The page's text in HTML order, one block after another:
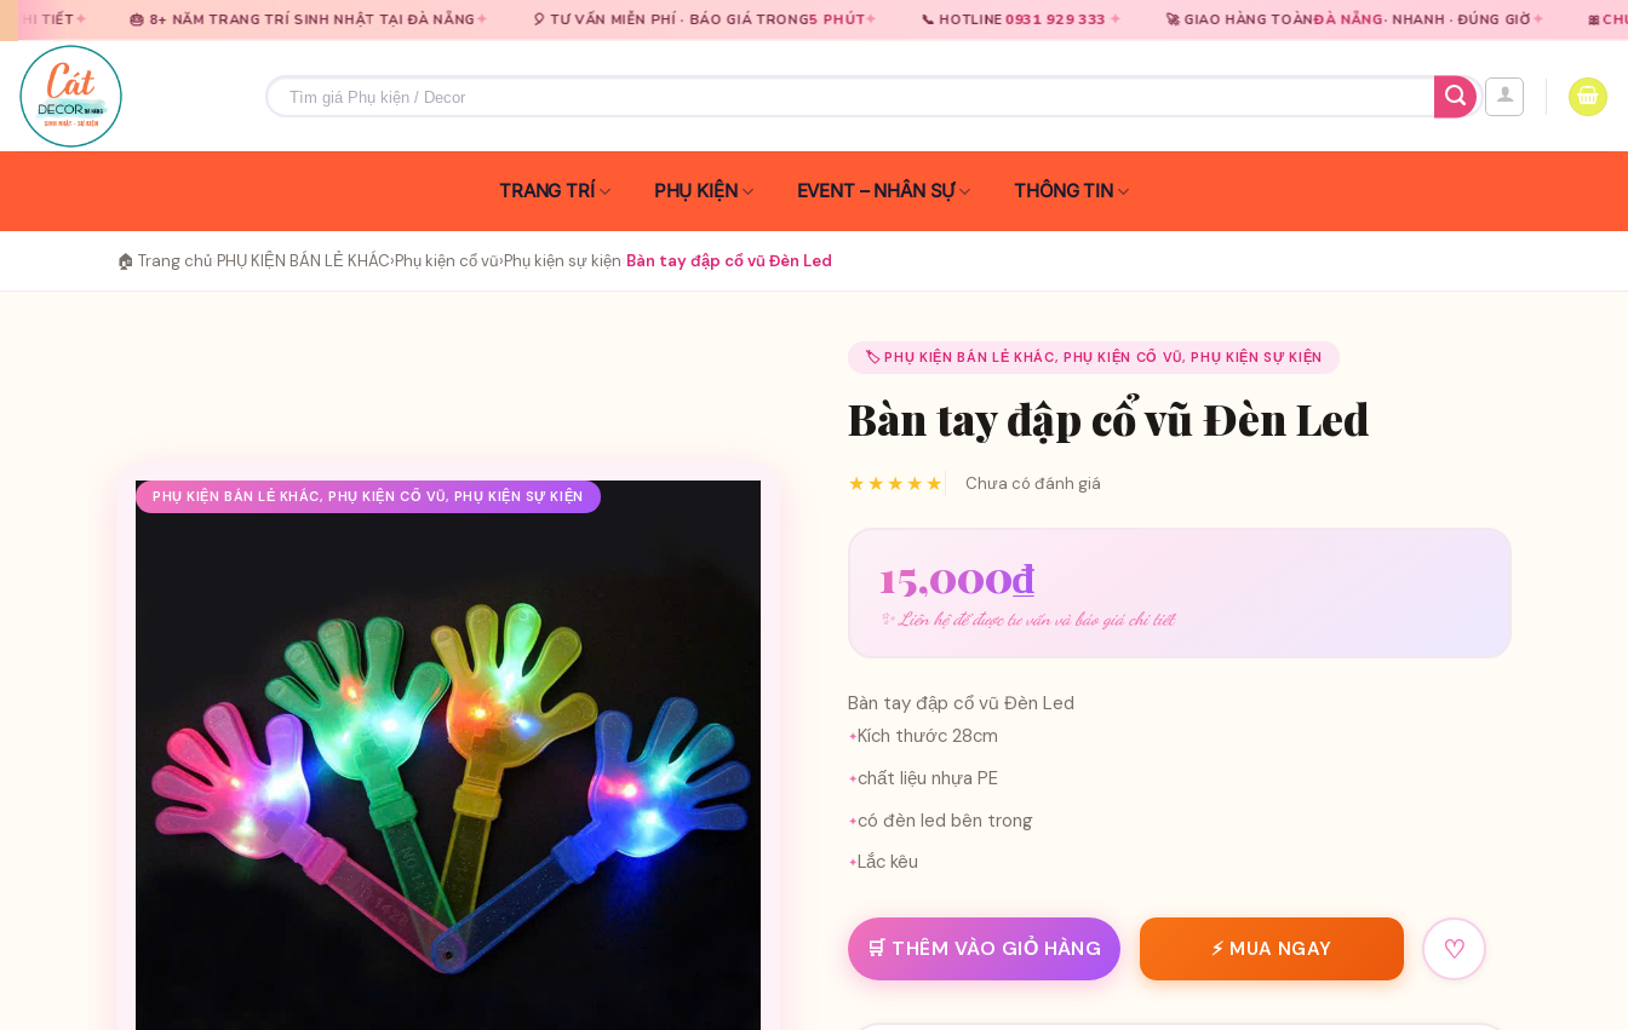
qua
nội
dung
qua
nội
dung
🎂 8+ NĂM TRANG TRÍ SINH NHẬT TẠI ĐÀ NẴNG✦ 🎈 TƯ VẤN MIỄN PHÍ · BÁO GIÁ TRONG5 PHÚT✦ 📞 HOTLINE 0931 929 333✦ 🚀 GIAO HÀNG TOÀNĐÀ NẴNG· NHANH · ĐÚNG GIỜ✦ 🎀CHUYÊN NGHIỆP
Tìm
kiếm:
TRANG TRÍ PHỤ KIỆN EVENT – NHÂN SỰ THÔNG TIN
🏠 Trang chủ PHỤ KIỆN BÁN LẺ KHÁC›Phụ kiện cổ vũ›Phụ kiện sự kiện Bàn tay đập cổ vũ Đèn Led
PHỤ KIỆN BÁN LẺ KHÁC, PHỤ KIỆN CỔ VŨ, PHỤ KIỆN SỰ KIỆN
🏷️ PHỤ KIỆN BÁN LẺ KHÁC, PHỤ KIỆN CỔ VŨ, PHỤ KIỆN SỰ KIỆN
Bàn tay đập cổ vũ Đèn Led
★★★★★ Chưa có đánh giá
15,000₫
✨ Liên hệ để được tư vấn và báo giá chi tiết
Bàn tay đập cổ vũ Đèn Led
Kích thước 28cm
chất liệu nhựa PE
có đèn led bên trong
Lắc kêu
🛒 THÊM VÀO GIỎ HÀNG ⚡ MUA NGAY ♡